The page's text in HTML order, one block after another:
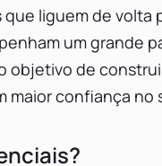
liguem de volta
um grande
objetivo de
maior confiança no